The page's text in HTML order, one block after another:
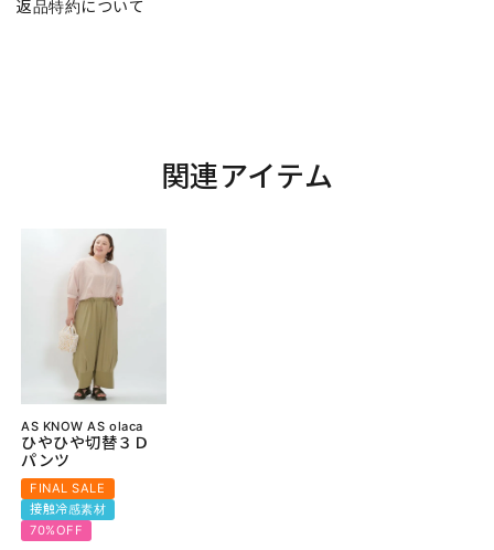
返品特約について
関連アイテム
AS KNOW AS olaca
ひやひや切替３Ｄ
パンツ
FINAL SALE
接触冷感素材
70%OFF